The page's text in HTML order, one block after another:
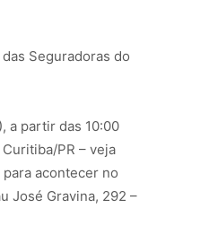
Seguradoras do
a partir das 10:00
PR – veja
acontecer no
José Gravina, 292 –